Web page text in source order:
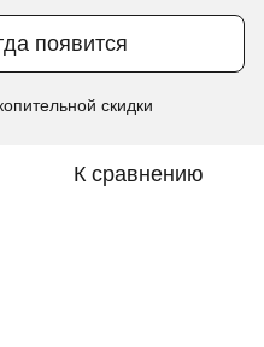
появится
скидки
К сравнению